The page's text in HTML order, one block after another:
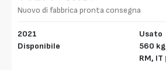
Nuovo di fabbrica pronta consegna
2021
Disponibile
Usato
560 kg
RM, IT